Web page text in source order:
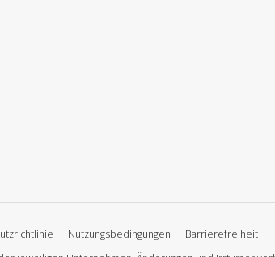
Nutzungsbedingungen
Barrierefreiheit